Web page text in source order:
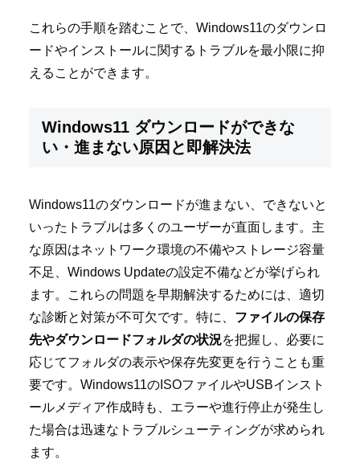
これらの手順を踏むことで、Windows11のダウンロ
ードやインストールに関するトラブルを最小限に抑
えることができます。
Windows11 ダウンロードができな
い・進まない原因と即解決法
Windows11のダウンロードが進まない、できないと
いったトラブルは多くのユーザーが直面します。主
な原因はネットワーク環境の不備やストレージ容量
不足、Windows Updateの設定不備などが挙げられ
ます。これらの問題を早期解決するためには、適切
な診断と対策が不可欠です。特に、 ファイルの保存
先やダウンロードフォルダの状況を把握し、必要に
応じてフォルダの表示や保存先変更を行うことも重
要です。Windows11のISOファイルやUSBインスト
ールメディア作成時も、エラーや進行停止が発生し
た場合は迅速なトラブルシューティングが求められ
ます。